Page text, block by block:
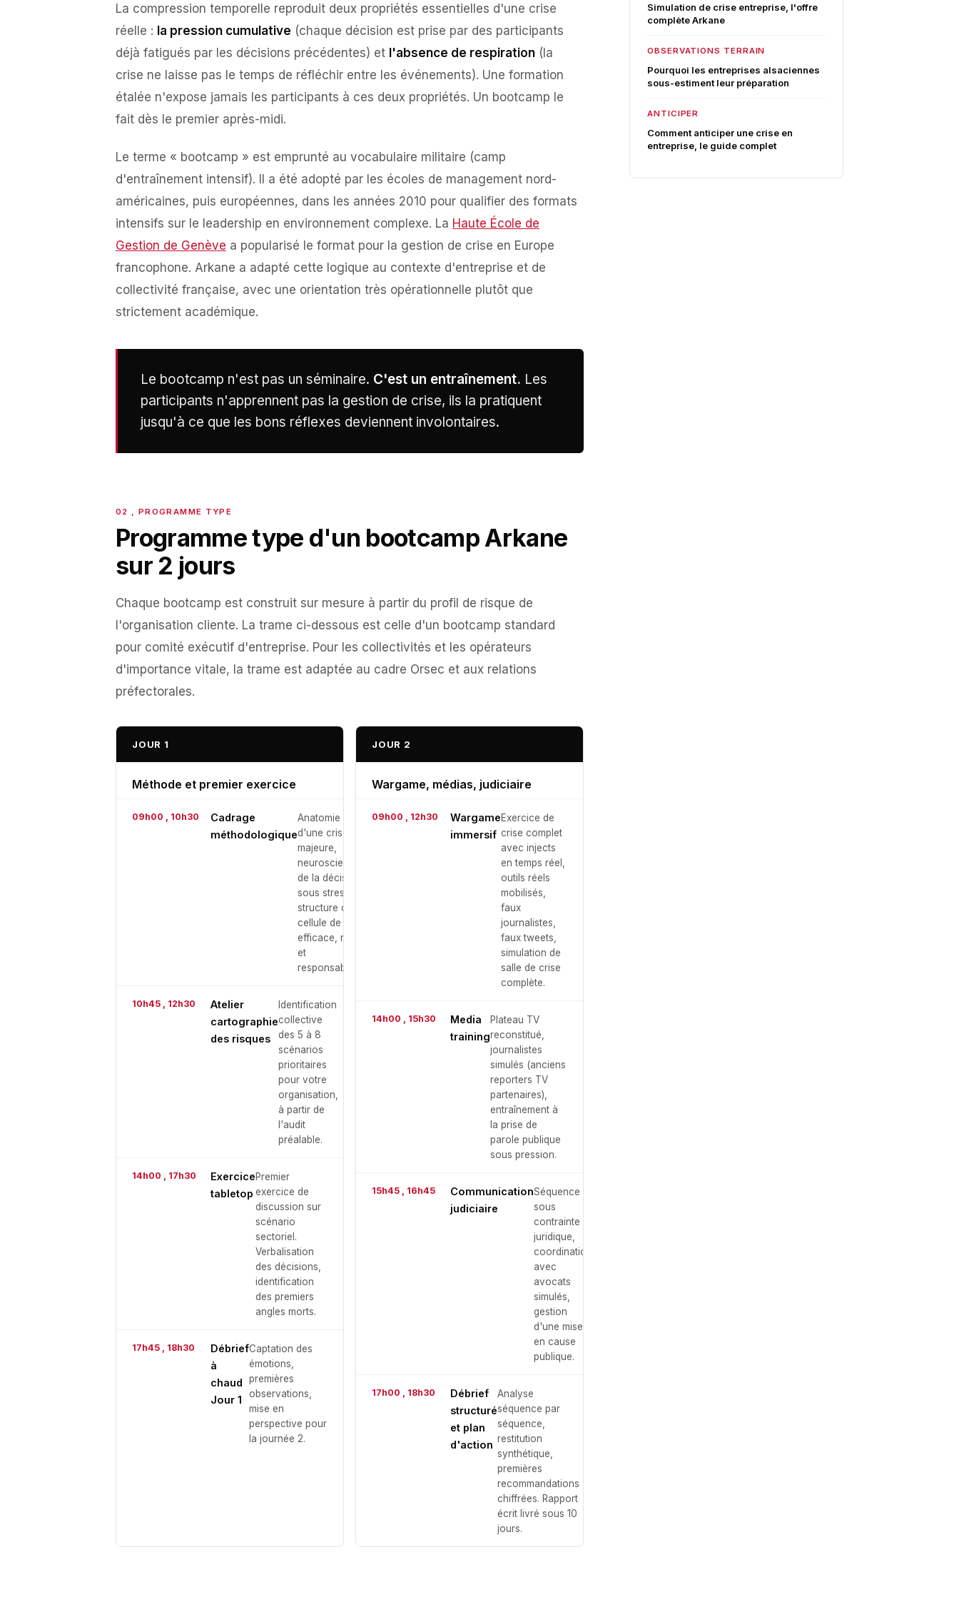
La compression temporelle reproduit deux propriétés essentielles d'une crise
réelle : la pression cumulative (chaque décision est prise par des participants
déjà fatigués par les décisions précédentes) et l'absence de respiration (la
crise ne laisse pas le temps de réfléchir entre les événements). Une formation
étalée n'expose jamais les participants à ces deux propriétés. Un bootcamp le
fait dès le premier après-midi.
Le terme « bootcamp » est emprunté au vocabulaire militaire (camp
d'entraînement intensif). Il a été adopté par les écoles de management nord-
américaines, puis européennes, dans les années 2010 pour qualifier des formats
intensifs sur le leadership en environnement complexe. La Haute École de
Gestion de Genève a popularisé le format pour la gestion de crise en Europe
francophone. Arkane a adapté cette logique au contexte d'entreprise et de
collectivité française, avec une orientation très opérationnelle plutôt que
strictement académique.
Le bootcamp n'est pas un séminaire. C'est un entraînement. Les
participants n'apprennent pas la gestion de crise, ils la pratiquent
jusqu'à ce que les bons réflexes deviennent involontaires.
Programme type d'un bootcamp Arkane
sur 2 jours
Chaque bootcamp est construit sur mesure à partir du profil de risque de
l'organisation cliente. La trame ci-dessous est celle d'un bootcamp standard
pour comité exécutif d'entreprise. Pour les collectivités et les opérateurs
d'importance vitale, la trame est adaptée au cadre Orsec et aux relations
préfectorales.
JOUR 1
Méthode et premier exercice
09h00 , 10h30
Cadrage
méthodologique
Anatomie
d'une crise
majeure,
neurosciences
de la décision
sous stress,
structure d'une
cellule de crise
efficace, rôles
et
responsabilités.
10h45 , 12h30
Atelier
cartographie
des risques
Identification
collective
des 5 à 8
scénarios
prioritaires
pour votre
organisation,
à partir de
l'audit
préalable.
14h00 , 17h30
Exercice
tabletop
Premier
exercice de
discussion sur
scénario
sectoriel.
Verbalisation
des décisions,
identification
des premiers
angles morts.
17h45 , 18h30
Débrief
à
chaud
Jour 1
Captation des
émotions,
premières
observations,
mise en
perspective pour
la journée 2.
JOUR 2
Wargame, médias, judiciaire
09h00 , 12h30
Wargame
immersif
Exercice de
crise complet
avec injects
en temps réel,
outils réels
mobilisés,
faux
journalistes,
faux tweets,
simulation de
salle de crise
complète.
14h00 , 15h30
Media
training
Plateau TV
reconstitué,
journalistes
simulés (anciens
reporters TV
partenaires),
entraînement à
la prise de
parole publique
sous pression.
15h45 , 16h45
Communication
judiciaire
Séquence
sous
contrainte
juridique,
coordination
avec
avocats
simulés,
gestion
d'une mise
en cause
publique.
17h00 , 18h30
Débrief
structuré
et plan
d'action
Analyse
séquence par
séquence,
restitution
synthétique,
premières
recommandations
chiffrées. Rapport
écrit livré sous 10
jours.
Simulation de crise entreprise, l'offre
complète Arkane
OBSERVATIONS TERRAIN
Pourquoi les entreprises alsaciennes
sous-estiment leur préparation
ANTICIPER
Comment anticiper une crise en
entreprise, le guide complet